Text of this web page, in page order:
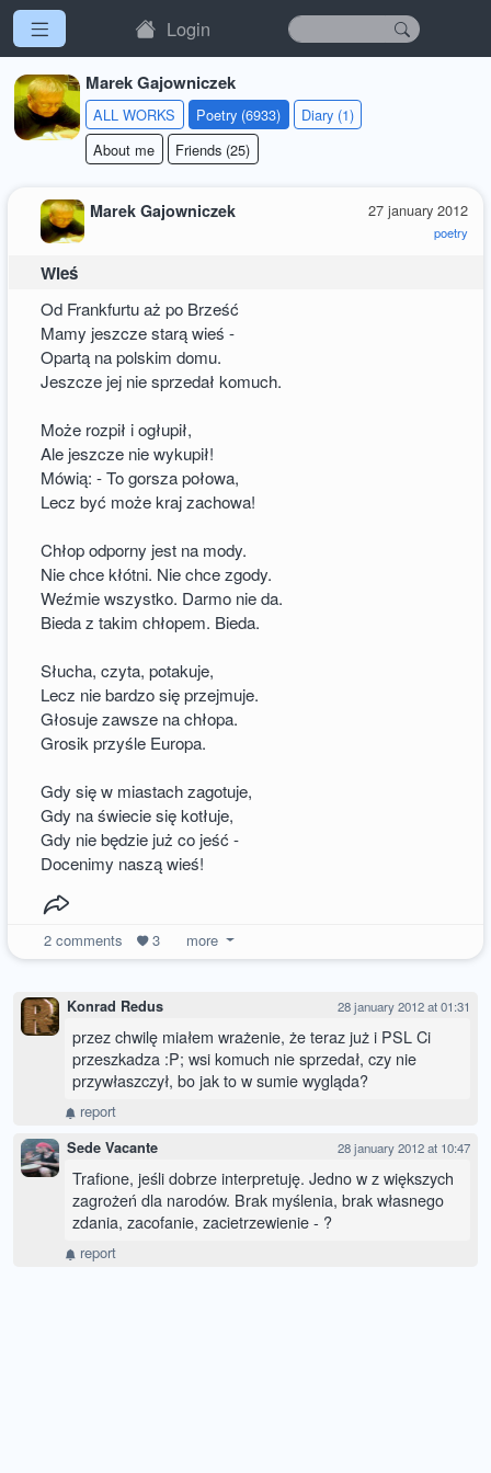
Login
Marek Gajowniczek
ALL WORKS Poetry (6933)
Diary (1)
About me
Friends (25)
27 january 2012
poetry
Marek Gajowniczek
Wieś
Od Frankfurtu aż po Brześć
Mamy jeszcze starą wieś -
Opartą na polskim domu.
Jeszcze jej nie sprzedał komuch.
Może rozpił i ogłupił,
Ale jeszcze nie wykupił!
Mówią: - To gorsza połowa,
Lecz być może kraj zachowa!
Chłop odporny jest na mody.
Nie chce kłótni. Nie chce zgody.
Weźmie wszystko. Darmo nie da.
Bieda z takim chłopem. Bieda.
Słucha, czyta, potakuje,
Lecz nie bardzo się przejmuje.
Głosuje zawsze na chłopa.
Grosik przyśle Europa.
Gdy się w miastach zagotuje,
Gdy na świecie się kotłuje,
Gdy nie będzie już co jeść -
Docenimy naszą wieś!
2comments 3 more
Konrad Redus 28 january 2012 at 01:31
przez chwilę miałem wrażenie, że teraz już i PSL Ci
przeszkadza :P; wsi komuch nie sprzedał, czy nie
przywłaszczył, bo jak to w sumie wygląda?
report
Sede Vacante 28 january 2012 at 10:47
Trafione, jeśli dobrze interpretuję. Jedno w z większych
zagrożeń dla narodów. Brak myślenia, brak własnego
zdania, zacofanie, zacietrzewienie - ?
report